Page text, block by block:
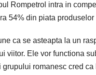
Rompetrol intra in
54% din piata
ca se asteapta la un
viitor. Ele vor functiona
romanesc cred